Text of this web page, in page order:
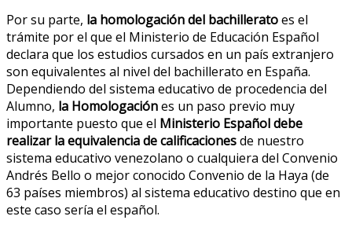
Por su parte, la homologación del bachilleratoes el
trámite por el que el Ministerio de Educación Español
declara que los estudios cursados en un país extranjero
son equivalentes al nivel del bachillerato en España.
Dependiendo del sistema educativo de procedencia del
Alumno, la Homologaciónes un paso previo muy
importante puesto que el Ministerio Español debe
realizar la equivalencia de calificacionesde nuestro
sistema educativo venezolano o cualquiera del Convenio
Andrés Bello o mejor conocido Convenio de la Haya (de
63 países miembros) al sistema educativo destino que en
este caso sería el español.